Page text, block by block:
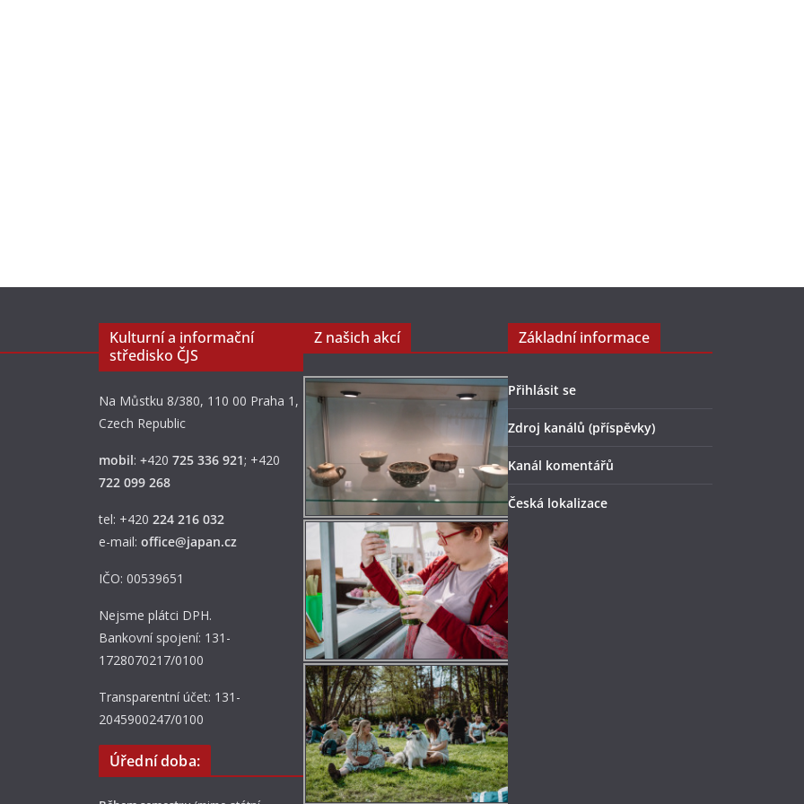
Kulturní a informační
středisko ČJS
Na Můstku 8/380, 110 00 Praha 1,
Czech Republic
mobil: +420 725 336 921; +420
722 099 268
tel: +420 224 216 032
e-mail: office@japan.cz
IČO: 00539651
Nejsme plátci DPH.
Bankovní spojení: 131-
1728070217/0100
Transparentní účet: 131-
2045900247/0100
Úřední doba:
Z našich akcí Základní informace
Přihlásit se
Zdroj kanálů (příspěvky)
Kanál komentářů
Česká lokalizace